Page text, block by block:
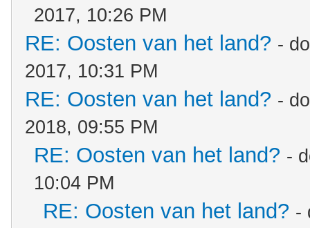
2017, 10:26 PM
RE: Oosten van het land? -
2017, 10:31 PM
RE: Oosten van het land? -
2018, 09:55 PM
RE: Oosten van het land? -
10:04 PM
RE: Oosten van het land? -